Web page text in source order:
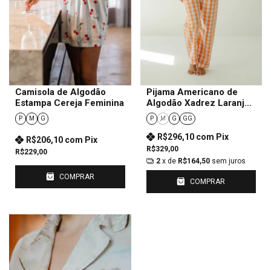
Camisola de Algodão
Estampa Cereja Feminina
P M G
R$229,00
R$206,10 com Pix
COMPRAR
Pijama Americano de
Algodão Xadrez Laranja
Feminino
P M G GG
R$329,00
R$296,10 com Pix
2 x de R$164,50 sem juros
COMPRAR